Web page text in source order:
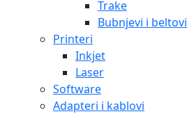
Trake
Bubnjevi i beltovi
Printeri
Inkjet
Laser
Software
Adapteri i kablovi